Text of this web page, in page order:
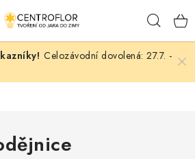
Celozávodní dovolená: 27.7. -